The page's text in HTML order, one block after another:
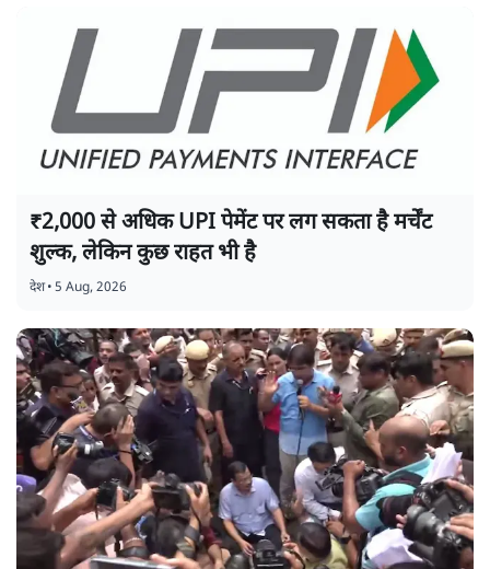
₹2,000 से अधिक UPI पेमेंट पर लग सकता है मर्चेंट
शुल्क, लेकिन कुछ राहत भी है
देश•5 Aug, 2026